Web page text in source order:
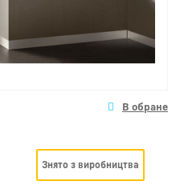
Знято з виробництва